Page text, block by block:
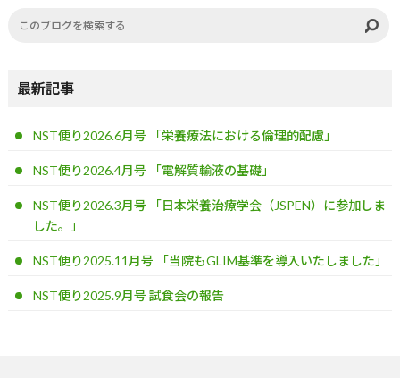
最新記事
NST便り2026.6月号 「栄養療法における倫理的配慮」
NST便り2026.4月号 「電解質輸液の基礎」
NST便り2026.3月号 「日本栄養治療学会（JSPEN）に参加しま
した。」
NST便り2025.11月号 「当院もGLIM基準を導入いたしました」
NST便り2025.9月号 試食会の報告